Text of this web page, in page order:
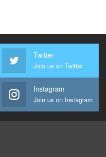
Twitter
Join us on Twitter
Instagram
Join us on Instagram